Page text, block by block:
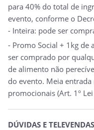
para 40% do total de
evento, conforme o
- Inteira: pode ser
- Promo Social + 1kg
ser comprado por
de alimento não
do evento. Meia entrada
promocionais (Art. 1º
DÚVIDAS E